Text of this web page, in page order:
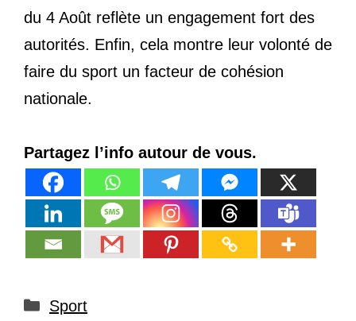
du 4 Août reflète un engagement fort des
autorités. Enfin, cela montre leur volonté de
faire du sport un facteur de cohésion
nationale.
Partagez l’info autour de vous.
Catégories
Sport